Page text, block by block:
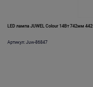
LED лампа JUWEL Colour 14Вт 742мм
Артикул: Juw-86847